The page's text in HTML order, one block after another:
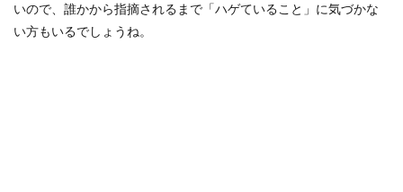
いので、誰かから指摘されるまで「ハゲていること」に気づかな
い方もいるでしょうね。